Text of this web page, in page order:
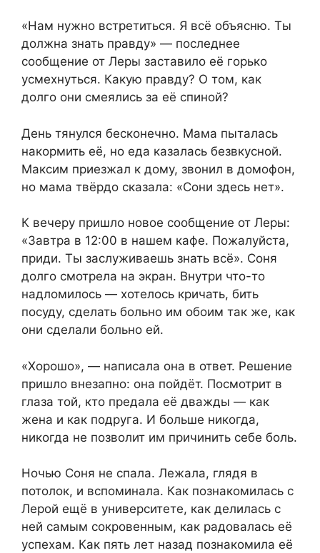
«Нам нужно встретиться. Я всё объясню. Ты
должна знать правду» — последнее
сообщение от Леры заставило её горько
усмехнуться. Какую правду? О том, как
долго они смеялись за её спиной?
День тянулся бесконечно. Мама пыталась
накормить её, но еда казалась безвкусной.
Максим приезжал к дому, звонил в домофон,
но мама твёрдо сказала: «Сони здесь нет».
К вечеру пришло новое сообщение от Леры:
«Завтра в 12:00 в нашем кафе. Пожалуйста,
приди. Ты заслуживаешь знать всё». Соня
долго смотрела на экран. Внутри что-то
надломилось — хотелось кричать, бить
посуду, сделать больно им обоим так же, как
они сделали больно ей.
«Хорошо», — написала она в ответ. Решение
пришло внезапно: она пойдёт. Посмотрит в
глаза той, кто предала её дважды — как
жена и как подруга. И больше никогда,
никогда не позволит им причинить себе боль.
Ночью Соня не спала. Лежала, глядя в
потолок, и вспоминала. Как познакомилась с
Лерой ещё в университете, как делилась с
ней самым сокровенным, как радовалась её
успехам. Как пять лет назад познакомила её